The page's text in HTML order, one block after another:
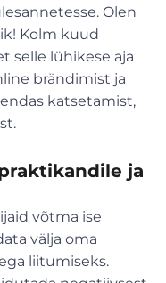
Olen
Kolm kuud
selle lühikese aja
brändimist ja
katsetamist,
ja
võtma ise
välja oma
liitumiseks.